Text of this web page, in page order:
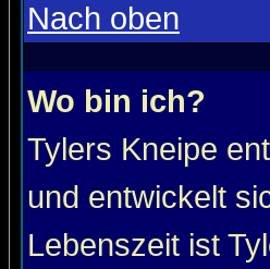
Nach oben
Wo bin ich?
Tylers Kneipe
und entwickelt
Lebenszeit ist